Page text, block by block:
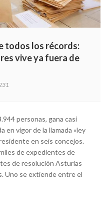
todos los récords:
vive ya fuera de
personas, gana casi
en vigor de la llamada «ley
en seis concejos.
de expedientes de
de resolución Asturias
Uno se extiende entre el